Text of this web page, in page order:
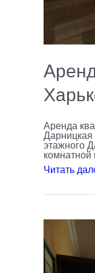
Аренда
Дарницкая
этажного
Читать
Аренда
квартиры
Дарницкий
район